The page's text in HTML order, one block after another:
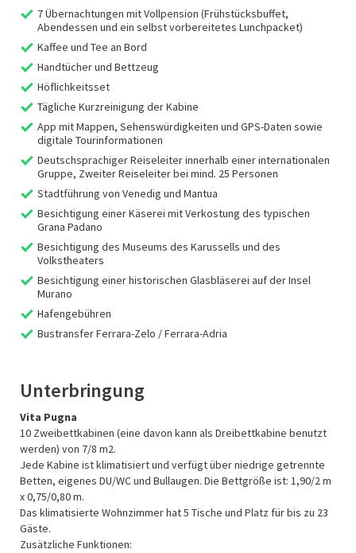
7 Übernachtungen mit Vollpension (Frühstücksbuffet,
Abendessen und ein selbst vorbereitetes Lunchpacket)
Kaffee und Tee an Bord
Handtücher und Bettzeug
Höflichkeitsset
Tägliche Kurzreinigung der Kabine
App mit Mappen, Sehenswürdigkeiten und GPS-Daten sowie
digitale Tourinformationen
Deutschsprachiger Reiseleiter innerhalb einer internationalen
Gruppe, Zweiter Reiseleiter bei mind. 25 Personen
Stadtführung von Venedig und Mantua
Besichtigung einer Käserei mit Verkostung des typischen
Grana Padano
Besichtigung des Museums des Karussells und des
Volkstheaters
Besichtigung einer historischen Glasbläserei auf der Insel
Murano
Hafengebühren
Bustransfer Ferrara-Zelo / Ferrara-Adria
Unterbringung
Vita Pugna
10 Zweibettkabinen (eine davon kann als Dreibettkabine benutzt
werden) von 7/8 m2.
Jede Kabine ist klimatisiert und verfügt über niedrige getrennte
Betten, eigenes DU/WC und Bullaugen. Die Bettgröße ist: 1,90/2 m
x 0,75/0,80 m.
Das klimatisierte Wohnzimmer hat 5 Tische und Platz für bis zu 23
Gäste.
Zusätzliche Funktionen: